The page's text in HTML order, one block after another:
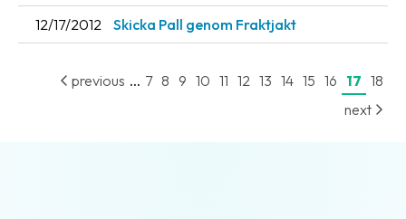
Terms
conditions
12/17/2012 Skicka Pall genom Fraktjakt
previous ... 7 8 9 10 11 12 13 14 15 16 17 18
next